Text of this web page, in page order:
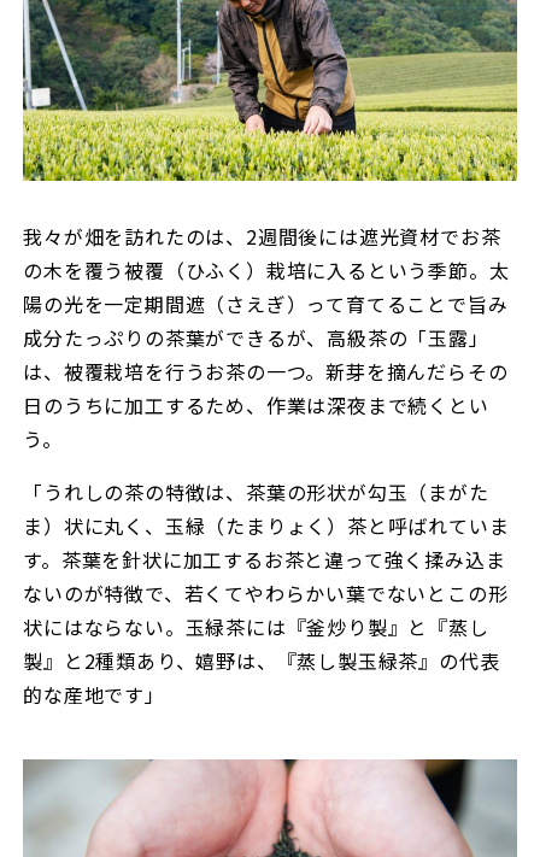
我々が畑を訪れたのは、2週間後には遮光資材でお茶
の木を覆う被覆（ひふく）栽培に入るという季節。太
陽の光を一定期間遮（さえぎ）って育てることで旨み
成分たっぷりの茶葉ができるが、高級茶の「玉露」
は、被覆栽培を行うお茶の一つ。新芽を摘んだらその
日のうちに加工するため、作業は深夜まで続くとい
う。
「うれしの茶の特徴は、茶葉の形状が勾玉（まがた
ま）状に丸く、玉緑（たまりょく）茶と呼ばれていま
す。茶葉を針状に加工するお茶と違って強く揉み込ま
ないのが特徴で、若くてやわらかい葉でないとこの形
状にはならない。玉緑茶には『釜炒り製』と『蒸し
製』と2種類あり、嬉野は、『蒸し製玉緑茶』の代表
的な産地です」